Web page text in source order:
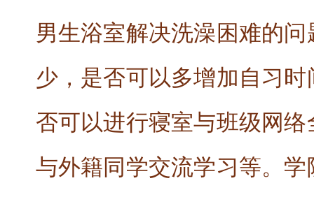
男生浴室解决洗澡困难的
少，是否可以多增加自习
否可以进行寝室与班级网
与外籍同学交流学习等。